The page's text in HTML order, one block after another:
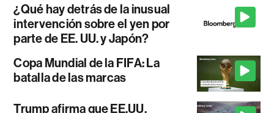
¿Qué hay detrás de la inusual
intervención sobre el yen por
parte de EE. UU. y Japón?
Copa Mundial de la FIFA: La
batalla de las marcas
Trump afirma que EE.UU.